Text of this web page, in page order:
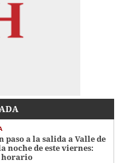
paso a la salida a Valle de
noche de este viernes:
horario